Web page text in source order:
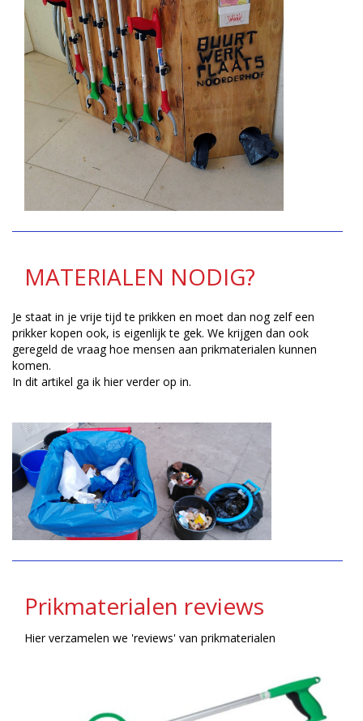
MATERIALEN NODIG?
Je staat in je vrije tijd te prikken en moet dan nog zelf een
prikker kopen ook, is eigenlijk te gek. We krijgen dan ook
geregeld de vraag hoe mensen aan prikmaterialen kunnen
komen.
In dit artikel ga ik hier verder op in.
Prikmaterialen reviews
Hier verzamelen we 'reviews' van prikmaterialen